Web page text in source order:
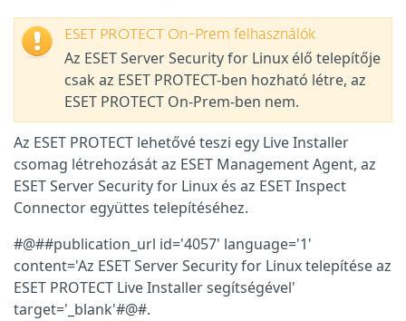
ESET PROTECT On-Prem felhasználók
Az ESET Server Security for Linux élő telepítője
csak az ESET PROTECT-ben hozható létre, az
ESET PROTECT On-Prem-ben nem.
Az ESET PROTECT lehetővé teszi egy Live Installer
csomag létrehozását az ESET Management Agent, az
ESET Server Security for Linux és az ESET Inspect
Connector együttes telepítéséhez.
#@##publication_url id='4057' language='1'
content='Az ESET Server Security for Linux telepítése az
ESET PROTECT Live Installer segítségével'
target='_blank'#@#.